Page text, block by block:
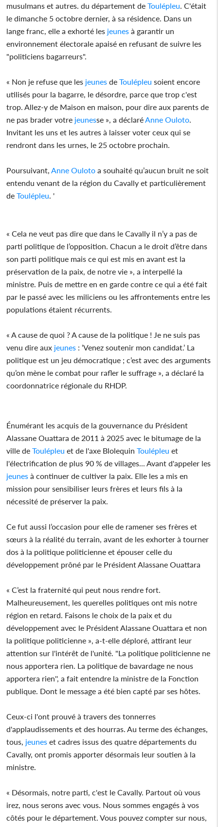
musulmans et autres. du département deToulépleu. C'était
le dimanche 5 octobre dernier, à sa résidence. Dans un
lange franc, elle a exhorté les jeunes à garantir un
environnement électorale apaisé en refusant de suivre les
"politiciens bagarreurs".
« Non je refuse que les jeunes deToulépleu soient encore
utilisés pour la bagarre, le désordre, parce que trop c'est
trop. Allez-y de Maison en maison, pour dire aux parents de
ne pas brader votre jeunesse », a déclaréAnne Ouloto.
Invitant les uns et les autres à laisser voter ceux qui se
rendront dans les urnes, le 25 octobre prochain.
Poursuivant,Anne Ouloto a souhaité qu’aucun bruit ne soit
entendu venant de la région du Cavally et particulièrement
deToulépleu. '
« Cela ne veut pas dire que dans le Cavally il n’y a pas de
parti politique de l’opposition. Chacun a le droit d’être dans
son parti politique mais ce qui est mis en avant est la
préservation de la paix, de notre vie », a interpellé la
ministre. Puis de mettre en en garde contre ce qui a été fait
par le passé avec les miliciens ou les affrontements entre les
populations étaient récurrents.
« A cause de quoi ? A cause de la politique ! Je ne suis pas
venu dire aux jeunes : ‘Venez soutenir mon candidat.’ La
politique est un jeu démocratique ; c’est avec des arguments
qu’on mène le combat pour rafler le suffrage », a déclaré la
coordonnatrice régionale du RHDP.
Énumérant les acquis de la gouvernance du Président
Alassane Ouattara de 2011 à 2025 avec le bitumage de la
ville deToulépleu et de l'axe BlolequinToulépleu et
l'électrification de plus 90 % de villages... Avant d'appeler les
jeunes à continuer de cultiver la paix. Elle les a mis en
mission pour sensibiliser leurs frères et leurs fils à la
nécessité de préserver la paix.
Ce fut aussi l’occasion pour elle de ramener ses frères et
sœurs à la réalité du terrain, avant de les exhorter à tourner
dos à la politique politicienne et épouser celle du
développement prôné par le Président Alassane Ouattara
« C’est la fraternité qui peut nous rendre fort.
Malheureusement, les querelles politiques ont mis notre
région en retard. Faisons le choix de la paix et du
développement avec le Président Alassane Ouattara et non
la politique politicienne », a-t-elle déploré, attirant leur
attention sur l'intérêt de l'unité. "La politique politicienne ne
nous apportera rien. La politique de bavardage ne nous
apportera rien'', a fait entendre la ministre de la Fonction
publique. Dont le message a été bien capté par ses hôtes.
Ceux-ci l'ont prouvé à travers des tonnerres
d'applaudissements et des hourras. Au terme des échanges,
tous, jeunes et cadres issus des quatre départements du
Cavally, ont promis apporter désormais leur soutien à la
ministre.
« Désormais, notre parti, c'est le Cavally. Partout où vous
irez, nous serons avec vous. Nous sommes engagés à vos
côtés pour le département. Vous pouvez compter sur nous,